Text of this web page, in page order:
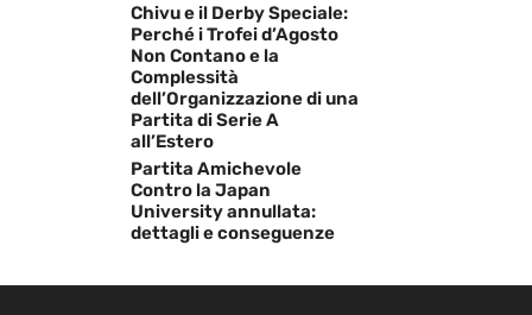
Chivu e il Derby Speciale:
Perché i Trofei d’Agosto
Non Contano e la
Complessità
dell’Organizzazione di una
Partita di Serie A
all’Estero
Partita Amichevole
Contro la Japan
University annullata:
dettagli e conseguenze